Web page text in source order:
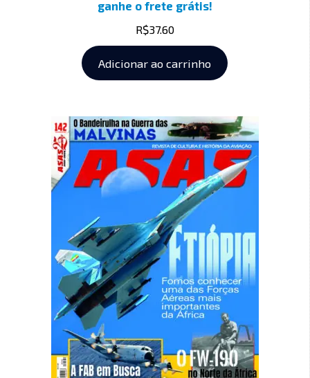
ganhe o frete grátis!
R$37.60
Adicionar ao carrinho